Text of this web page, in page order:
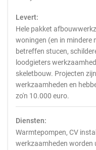
Levert:
Hele pakket
woningen (en in mindere
betreffen stucen,
loodgieters
skeletbouw. Projecten
werkzaamheden en
zo'n 10.000 euro.
Diensten:
Warmtepompen, CV
werkzaamheden worden